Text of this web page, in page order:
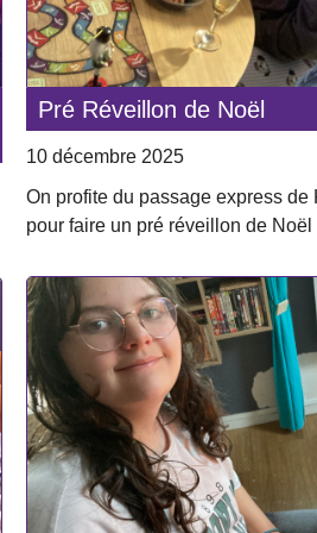
Pré Réveillon de Noël
10 décembre 2025
On profite du passage express de
pour faire un pré réveillon de Noël